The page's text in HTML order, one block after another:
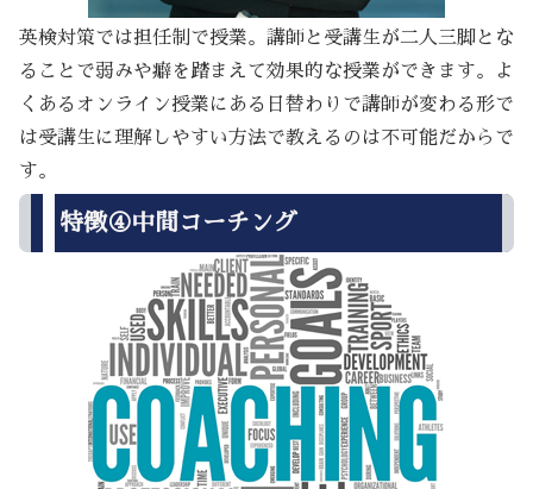
英検対策では担任制で授業。講師と受講生が二人三脚とな
ることで弱みや癖を踏まえて効果的な授業ができます。よ
くあるオンライン授業にある日替わりで講師が変わる形で
は受講生に理解しやすい方法で教えるのは不可能だからで
す。
特徴④中間コーチング